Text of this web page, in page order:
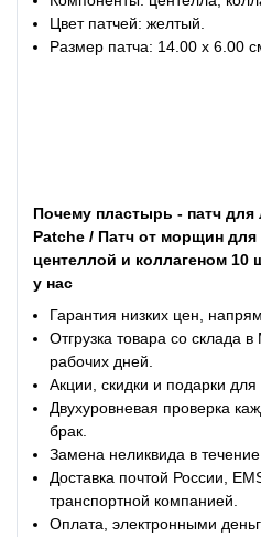
Цвет патчей: желтый.
Размер патча: 14.00 х 6.00
Почему пластырь - патч для
Patche / Патч от морщин
центеллой и коллагеном 10
у нас
Гарантия низких цен,
Отгрузка товара со склада
рабочих дней.
Акции, скидки и подарки
Двухуровневая проверка
брак.
Замена неликвида в
Доставка почтой России,
транспортной компанией.
Оплата, электронными